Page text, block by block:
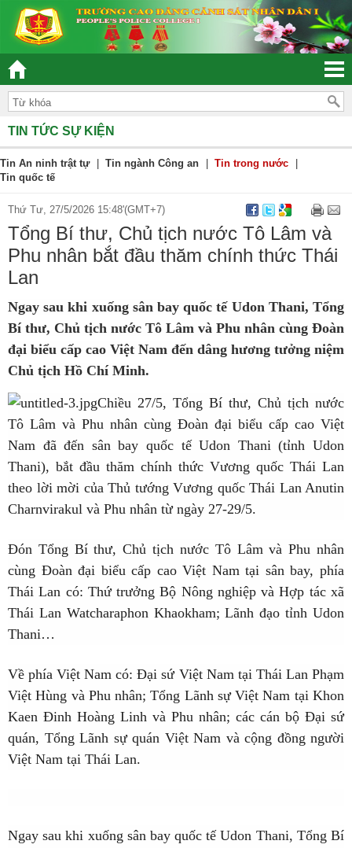
“ĐOÀN KẾT – DÂN CHỦ - KỶ CƯƠNG –
TIN TỨC SỰ KIỆN
Tin An ninh trật tự Tin ngành Công an Tin trong nước
Tin quốc tế
Thứ Tư, 27/5/2026 15:48'(GMT+7)
Tổng Bí thư, Chủ tịch nước Tô Lâm và
Phu nhân bắt đầu thăm chính thức Thái
Lan
Ngay sau khi xuống sân bay quốc tế Udon Thani, Tổng
Bí thư, Chủ tịch nước Tô Lâm và Phu nhân cùng Đoàn
đại biểu cấp cao Việt Nam đến dâng hương tưởng niệm
Chủ tịch Hồ Chí Minh.
Chiều 27/5, Tổng Bí thư, Chủ tịch nước
Tô Lâm và Phu nhân cùng Đoàn đại biểu cấp cao Việt
Nam đã đến sân bay quốc tế Udon Thani (tỉnh Udon
Thani), bắt đầu thăm chính thức Vương quốc Thái Lan
theo lời mời của Thủ tướng Vương quốc Thái Lan Anutin
Charnvirakul và Phu nhân từ ngày 27-29/5.
Đón Tổng Bí thư, Chủ tịch nước Tô Lâm và Phu nhân
cùng Đoàn đại biểu cấp cao Việt Nam tại sân bay, phía
Thái Lan có: Thứ trưởng Bộ Nông nghiệp và Hợp tác xã
Thái Lan Watcharaphon Khaokham; Lãnh đạo tỉnh Udon
Thani…
Về phía Việt Nam có: Đại sứ Việt Nam tại Thái Lan Phạm
Việt Hùng và Phu nhân; Tổng Lãnh sự Việt Nam tại Khon
Kaen Đinh Hoàng Linh và Phu nhân; các cán bộ Đại sứ
quán, Tổng Lãnh sự quán Việt Nam và cộng đồng người
Việt Nam tại Thái Lan.
Ngay sau khi xuống sân bay quốc tế Udon Thani, Tổng Bí